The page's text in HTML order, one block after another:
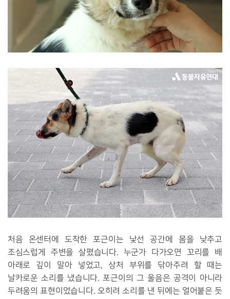
처음 온센터에 도착한 포근이는 낯선 공간에 몸을 낮추고
조심스럽게 주변을 살폈습니다. 누군가 다가오면 꼬리를 배
아래로 깊이 말아 넣었고, 상처 부위를 닦아주려 할 때는
날카로운 소리를 냈습니다. 포근이의 그 울음은 공격이 아니라
두려움의 표현이었습니다. 오히려 소리를 낸 뒤에는 얼어붙은 듯